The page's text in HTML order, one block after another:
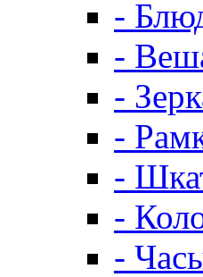
-
-
-
-
-
-
-